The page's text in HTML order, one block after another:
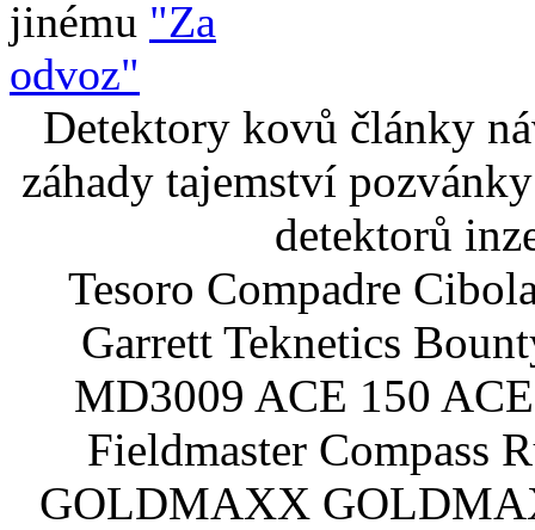
jinému "Za
odvoz"
Detektory kovů články
záhady tajemství
detektorů
Tesoro Compadre
Garrett Teknetics
MD3009 ACE 150
Fieldmaster Compass
GOLDMAXX